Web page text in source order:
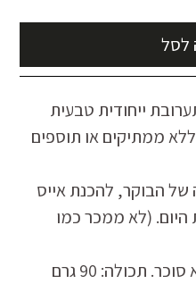
לסל
ייחודית טבעית
ממתיקים או תוספים
הבוקר, להכנת אייס
(לא ממכר כמו
100% טבעי, ללא גלוטן, ללא סוכר. תכולה: 90 גרם